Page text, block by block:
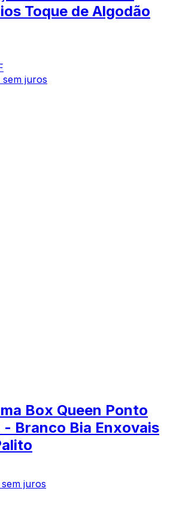
Toque de Algodão
sem juros
Box Queen Ponto
- Branco Bia Enxovais
sem juros